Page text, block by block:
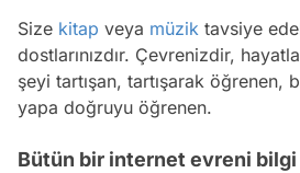
Size kitap veya müzik tavsiye
dostlarınızdır. Çevrenizdir,
şeyi tartışan, tartışarak öğrenen,
yapa doğruyu öğrenen.
Bütün bir internet evreni